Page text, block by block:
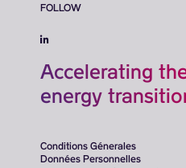
FOLLOW
Accelerating
energy
Conditions Génerales
Données Personnelles